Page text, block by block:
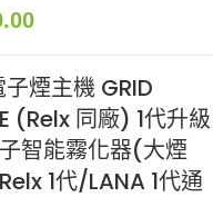
子煙主機 GRID
(Relx 同廠) 1代升級
智能霧化器(大煙
1代/LANA 1代通